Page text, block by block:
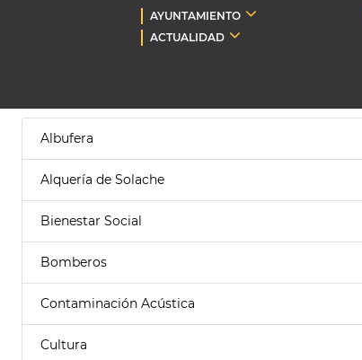
AYUNTAMIENTO
ACTUALIDAD
Albufera
Alquería de Solache
Bienestar Social
Bomberos
Contaminación Acústica
Cultura